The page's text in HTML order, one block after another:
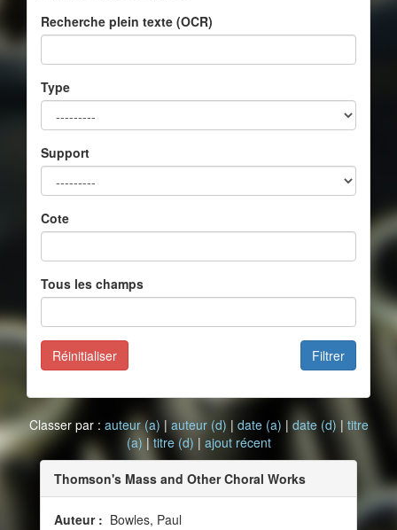
Recherche plein texte (OCR)
Type
Support
Cote
Tous les champs
Filtrer
Réinitialiser
Classer par : auteur (a) | auteur (d) | date (a) | date (d) | titre
(a) | titre (d) | ajout récent
Thomson's Mass and Other Choral Works
Auteur : Bowles, Paul